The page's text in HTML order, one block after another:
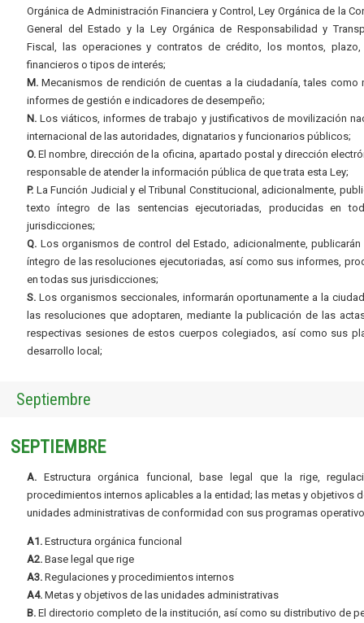
Orgánica de Administración Financiera y Control, Ley Orgánica de la
General del Estado y la Ley Orgánica de Responsabilidad y
Fiscal, las operaciones y contratos de crédito, los montos,
financieros o tipos de interés;
M. Mecanismos de rendición de cuentas a la ciudadanía, tales como
informes de gestión e indicadores de desempeño;
N. Los viáticos, informes de trabajo y justificativos de movilización
internacional de las autoridades, dignatarios y funcionarios públicos;
O. El nombre, dirección de la oficina, apartado postal y dirección
responsable de atender la información pública de que trata esta Ley;
P. La Función Judicial y el Tribunal Constitucional, adicionalmente,
texto íntegro de las sentencias ejecutoriadas, producidas en
jurisdicciones;
Q. Los organismos de control del Estado, adicionalmente, publicarán
íntegro de las resoluciones ejecutoriadas, así como sus informes,
en todas sus jurisdicciones;
S. Los organismos seccionales, informarán oportunamente a la
las resoluciones que adoptaren, mediante la publicación de las
respectivas sesiones de estos cuerpos colegiados, así como sus
desarrollo local;
Septiembre
SEPTIEMBRE
A. Estructura orgánica funcional, base legal que la rige,
procedimientos internos aplicables a la entidad; las metas y objetivos
unidades administrativas de conformidad con sus programas
A1. Estructura orgánica funcional
A2. Base legal que rige
A3. Regulaciones y procedimientos internos
A4. Metas y objetivos de las unidades administrativas
B. El directorio completo de la institución, así como su distributivo de